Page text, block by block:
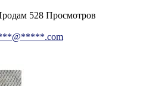
528 Просмотров